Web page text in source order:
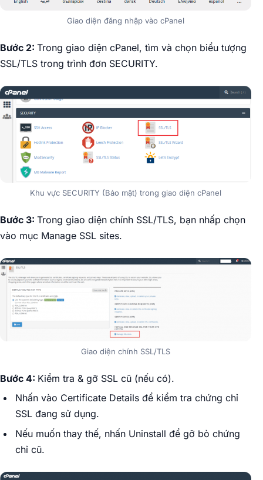
Giao diện đăng nhập vào cPanel
Bước 2: Trong giao diện cPanel, tìm và chọn biểu tượng
SSL/TLS trong trình đơn SECURITY.
Khu vực SECURITY (Bảo mật) trong giao diện cPanel
Bước 3: Trong giao diện chính SSL/TLS, bạn nhấp chọn
vào mục Manage SSL sites.
Giao diện chính SSL/TLS
Bước 4: Kiểm tra & gỡ SSL cũ (nếu có).
Nhấn vào Certificate Details để kiểm tra chứng chỉ
SSL đang sử dụng.
Nếu muốn thay thế, nhấn Uninstall để gỡ bỏ chứng
chỉ cũ.